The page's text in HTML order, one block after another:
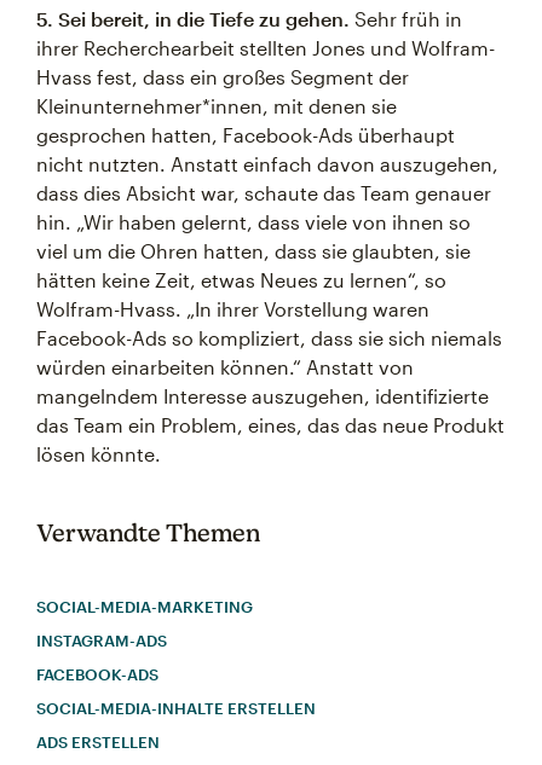
5. Sei bereit, in die Tiefe zu gehen. Sehr früh in
ihrer Recherchearbeit stellten Jones und Wolfram-
Hvass fest, dass ein großes Segment der
Kleinunternehmer*innen, mit denen sie
gesprochen hatten, Facebook-Ads überhaupt
nicht nutzten. Anstatt einfach davon auszugehen,
dass dies Absicht war, schaute das Team genauer
hin. „Wir haben gelernt, dass viele von ihnen so
viel um die Ohren hatten, dass sie glaubten, sie
hätten keine Zeit, etwas Neues zu lernen“, so
Wolfram-Hvass. „In ihrer Vorstellung waren
Facebook-Ads so kompliziert, dass sie sich niemals
würden einarbeiten können.“ Anstatt von
mangelndem Interesse auszugehen, identifizierte
das Team ein Problem, eines, das das neue Produkt
lösen könnte.
Verwandte Themen
SOCIAL-MEDIA-MARKETING
INSTAGRAM-ADS
FACEBOOK-ADS
SOCIAL-MEDIA-INHALTE ERSTELLEN
ADS ERSTELLEN